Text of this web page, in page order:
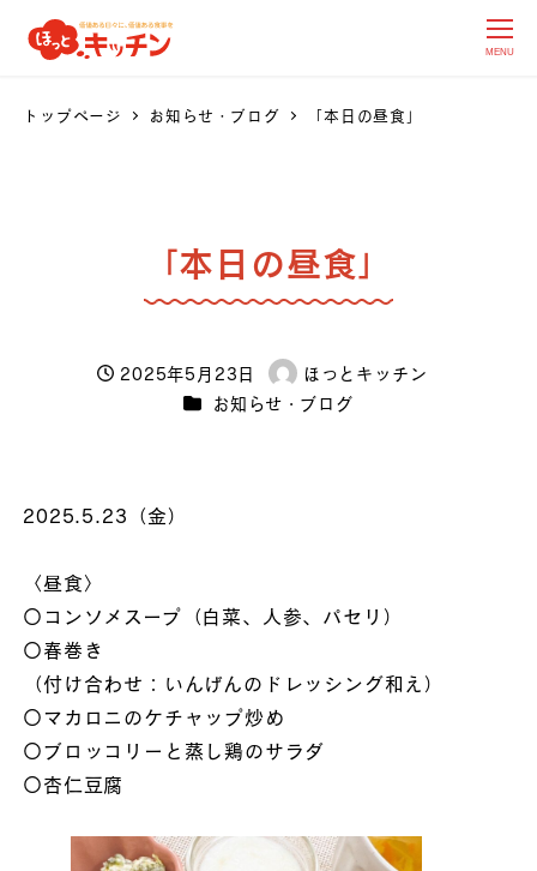
MENU
トップページ お知らせ・ブログ 「本日の昼食」
「本日の昼食」
投稿日
2025年5月23日
著
者
ほっとキッチン
カテゴリー
お知らせ・ブログ
2025.5.23（金）
〈昼食〉
〇コンソメスープ（白菜、人参、パセリ）
〇春巻き
（付け合わせ：いんげんのドレッシング和え）
〇マカロニのケチャップ炒め
〇ブロッコリーと蒸し鶏のサラダ
〇杏仁豆腐